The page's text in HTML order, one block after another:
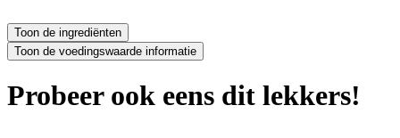
Probeer ook eens dit lekkers!